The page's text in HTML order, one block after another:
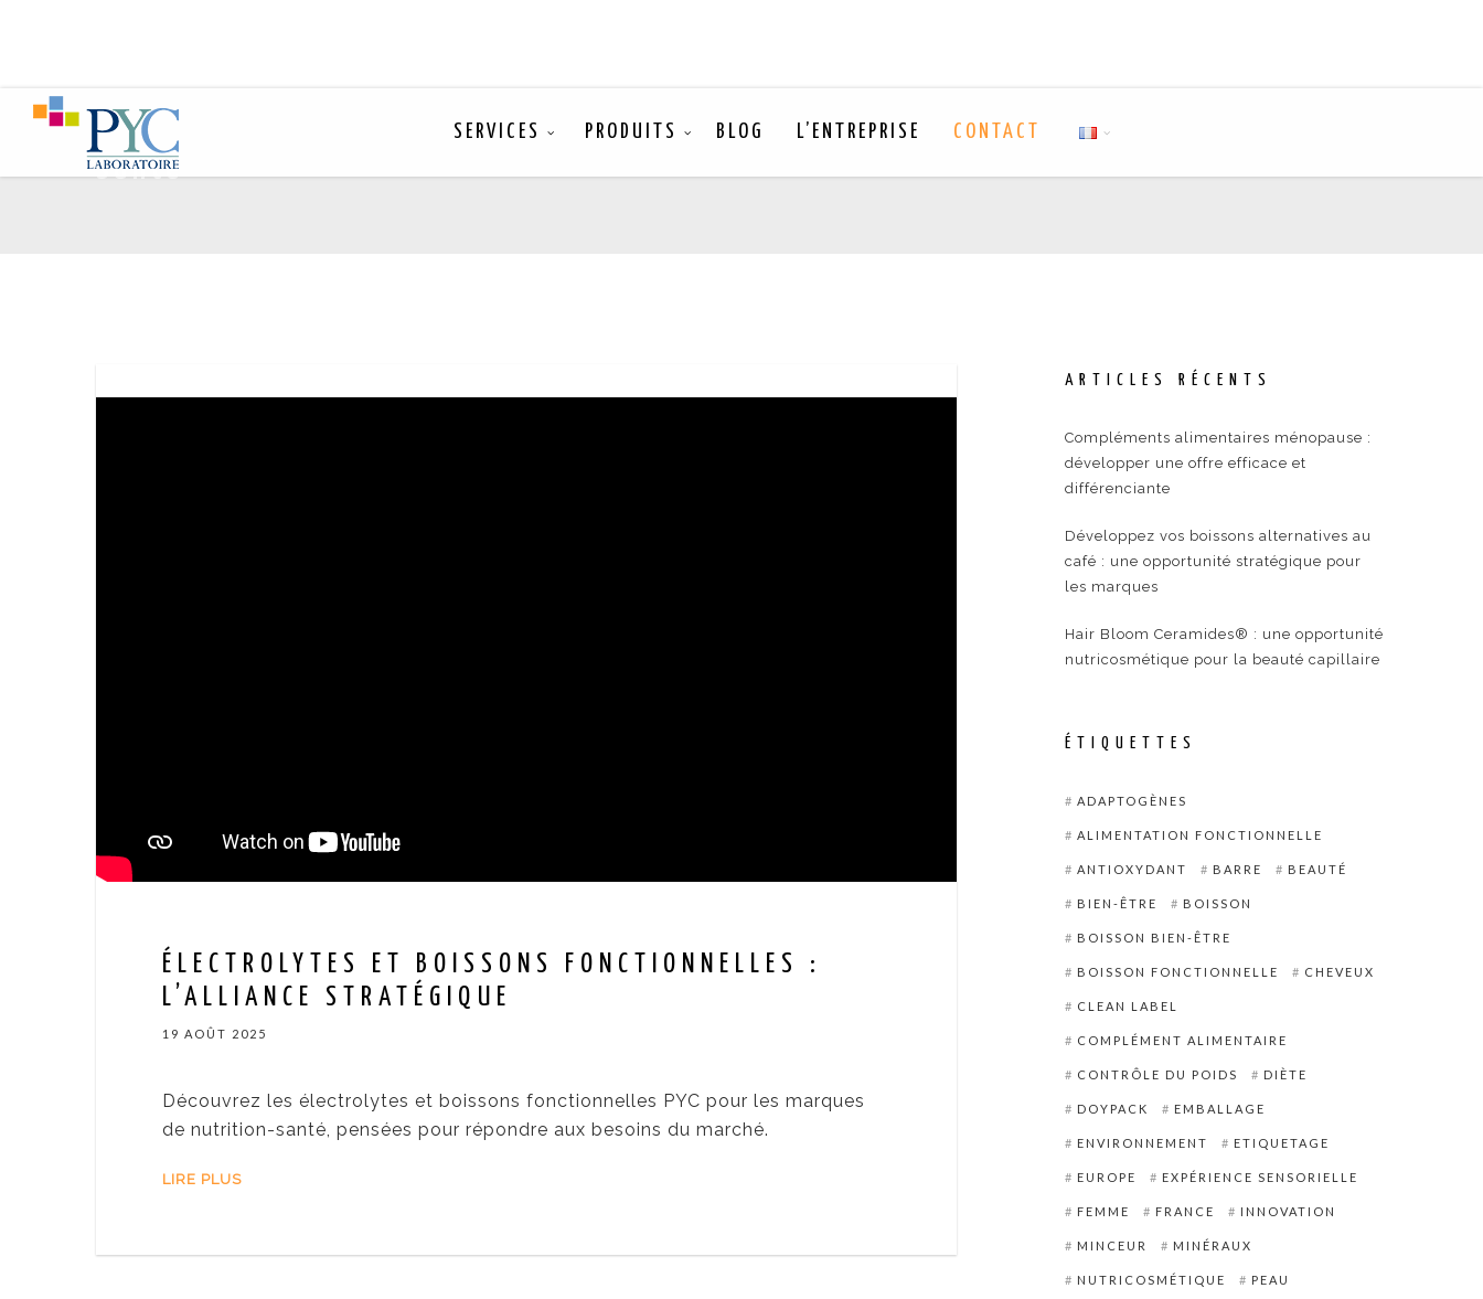
SERVICES PRODUITS BLOG L’ENTREPRISE CONTACT
santé
ÉLECTROLYTES ET BOISSONS FONCTIONNELLES :
L’ALLIANCE STRATÉGIQUE
19 AOÛT 2025
Découvrez les électrolytes et boissons fonctionnelles PYC pour les marques
de nutrition-santé, pensées pour répondre aux besoins du marché.
LIRE PLUS
ARTICLES RÉCENTS
Compléments alimentaires ménopause :
développer une offre efficace et
différenciante
Développez vos boissons alternatives au
café : une opportunité stratégique pour
les marques
Hair Bloom Ceramides® : une opportunité
nutricosmétique pour la beauté capillaire
ÉTIQUETTES
ADAPTOGÈNES
ALIMENTATION FONCTIONNELLE
ANTIOXYDANT BARRE BEAUTÉ
BIEN-ÊTRE BOISSON
BOISSON BIEN-ÊTRE
BOISSON FONCTIONNELLE CHEVEUX
CLEAN LABEL
COMPLÉMENT ALIMENTAIRE
CONTRÔLE DU POIDS DIÈTE
DOYPACK EMBALLAGE
ENVIRONNEMENT ETIQUETAGE
EUROPE EXPÉRIENCE SENSORIELLE
FEMME FRANCE INNOVATION
MINCEUR MINÉRAUX
NUTRICOSMÉTIQUE PEAU